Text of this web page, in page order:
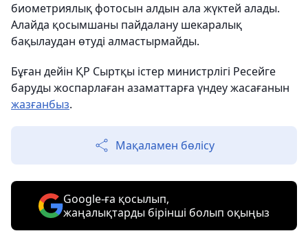
биометриялық фотосын алдын ала жүктей алады.
Алайда қосымшаны пайдалану шекаралық
бақылаудан өтуді алмастырмайды.
Бұған дейін ҚР Сыртқы істер министрлігі Ресейге
баруды жоспарлаған азаматтарға үндеу жасағанын
жазғанбыз.
Мақаламен бөлісу
Google-ға қосылып,
жаңалықтарды бірінші болып оқыңыз